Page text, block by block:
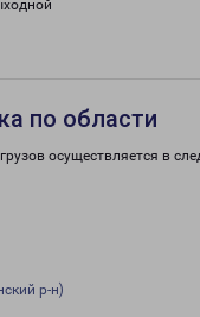
по области
осуществляется в
р-н)